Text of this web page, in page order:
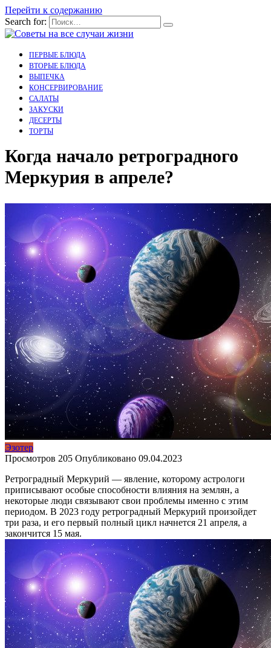
Перейти к содержанию
Search for:
ПЕРВЫЕ БЛЮДА
ВТОРЫЕ БЛЮДА
ВЫПЕЧКА
КОНСЕРВИРОВАНИЕ
САЛАТЫ
ЗАКУСКИ
ДЕСЕРТЫ
ТОРТЫ
Когда начало ретроградного
Меркурия в апреле?
Эзотер
Просмотров 205 Опубликовано 09.04.2023
Ретроградный Меркурий — явление, которому астрологи
приписывают особые способности влияния на землян, а
некоторые люди связывают свои проблемы именно с этим
периодом. В 2023 году ретроградный Меркурий произойдет
три раза, и его первый полный цикл начнется 21 апреля, а
закончится 15 мая.